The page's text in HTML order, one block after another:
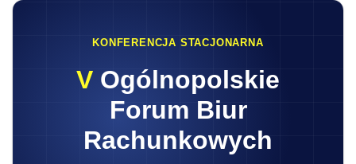
KONFERENCJA STACJONARNA
V Ogólnopolskie
Forum Biur
Rachunkowych